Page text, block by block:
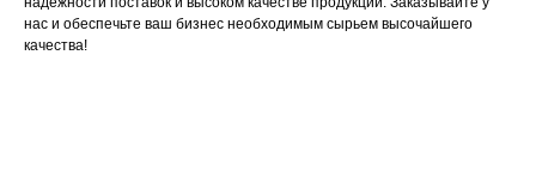
нас и обеспечьте ваш бизнес необходимым сырьем высочайшего
качества!